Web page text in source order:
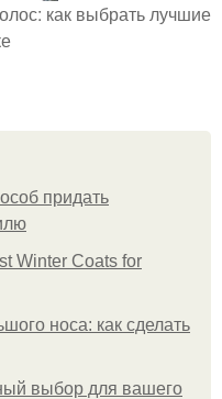
как выбрать лучшие
придать
Winter Coats for
носа: как сделать
выбор для вашего